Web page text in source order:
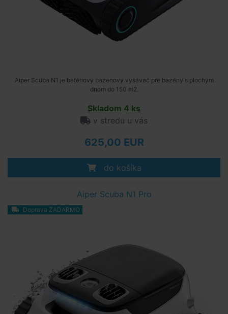
Aiper Scuba N1 je batériový bazénový vysávač pre bazény s plochým
dnom do 150 m2.
Skladom 4 ks
v stredu u vás
625,00 EUR
do košíka
Aiper Scuba N1 Pro
Doprava ZADARMO